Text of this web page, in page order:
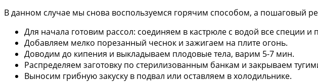
В данном случае мы снова воспользуемся горячим способом, а пошаговый
Для начала готовим рассол: соединяем в кастрюле с водой все специи и
Добавляем мелко порезанный чеснок и зажигаем на плите огонь.
Доводим до кипения и выкладываем плодовые тела, варим 5-7 мин.
Распределяем заготовку по стерилизованным банкам и закрываем
Выносим грибную закуску в подвал или оставляем в холодильнике.